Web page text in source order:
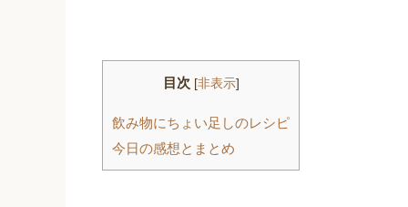
目次 [非表示]
飲み物にちょい足しのレシピ
今日の感想とまとめ